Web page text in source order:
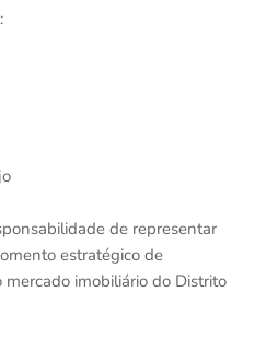
de representar
estratégico de
imobiliário do Distrito